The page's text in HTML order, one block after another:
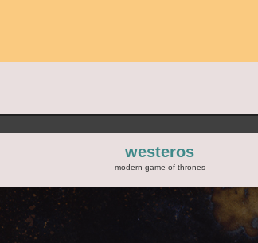
westeros
modern game of thrones